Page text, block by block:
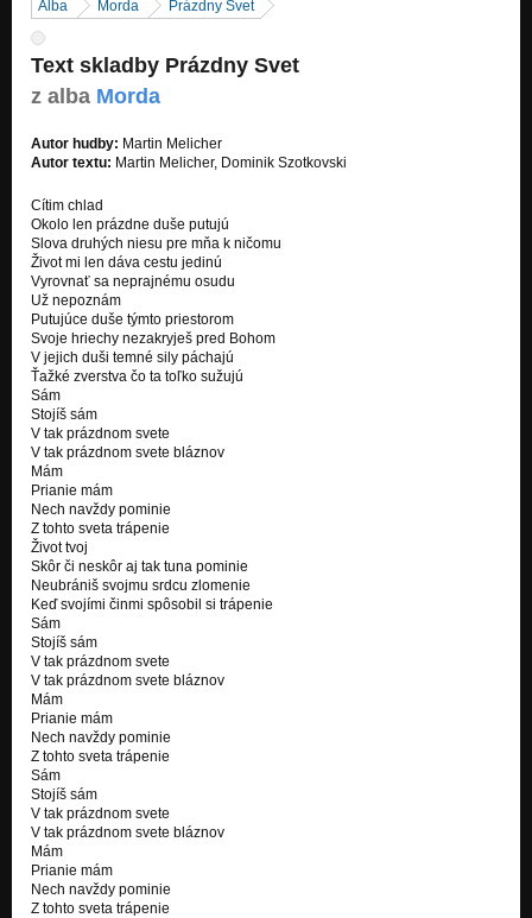
Alba Morda Prázdny Svet
Text skladby Prázdny Svet
z alba Morda
Autor hudby: Martin Melicher
Autor textu: Martin Melicher, Dominik Szotkovski
Cítim chlad
Okolo len prázdne duše putujú
Slova druhých niesu pre mňa k ničomu
Život mi len dáva cestu jedinú
Vyrovnať sa neprajnému osudu
Už nepoznám
Putujúce duše týmto priestorom
Svoje hriechy nezakryješ pred Bohom
V jejich duši temné sily páchajú
Ťažké zverstva čo ta toľko sužujú
Sám
Stojíš sám
V tak prázdnom svete
V tak prázdnom svete bláznov
Mám
Prianie mám
Nech navždy pominie
Z tohto sveta trápenie
Život tvoj
Skôr či neskôr aj tak tuna pominie
Neubrániš svojmu srdcu zlomenie
Keď svojími činmi spôsobil si trápenie
Sám
Stojíš sám
V tak prázdnom svete
V tak prázdnom svete bláznov
Mám
Prianie mám
Nech navždy pominie
Z tohto sveta trápenie
Sám
Stojíš sám
V tak prázdnom svete
V tak prázdnom svete bláznov
Mám
Prianie mám
Nech navždy pominie
Z tohto sveta trápenie